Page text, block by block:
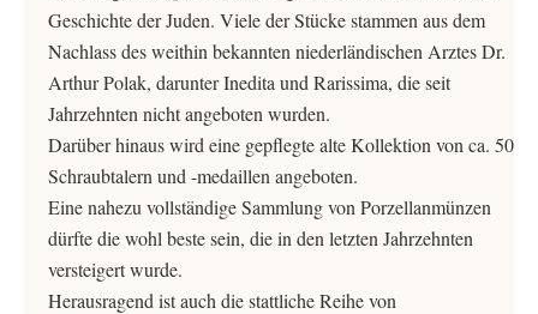
Geschichte der Juden. Viele der Stücke stammen aus dem
Nachlass des weithin bekannten niederländischen Arztes Dr.
Arthur Polak, darunter Inedita und Rarissima, die seit
Jahrzehnten nicht angeboten wurden.
Darüber hinaus wird eine gepflegte alte Kollektion von ca. 50
Schraubtalern und -medaillen angeboten.
Eine nahezu vollständige Sammlung von Porzellanmünzen
dürfte die wohl beste sein, die in den letzten Jahrzehnten
versteigert wurde.
Herausragend ist auch die stattliche Reihe von